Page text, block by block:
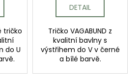
tričko
do U
DETAIL
Tričko VAGABUND z
kvalitní bavlny s
výstřihem do V v černé
a bílé barvě.